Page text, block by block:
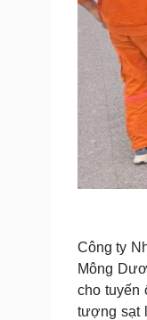
Công ty
Mông
cho tuyến
tượng sạt